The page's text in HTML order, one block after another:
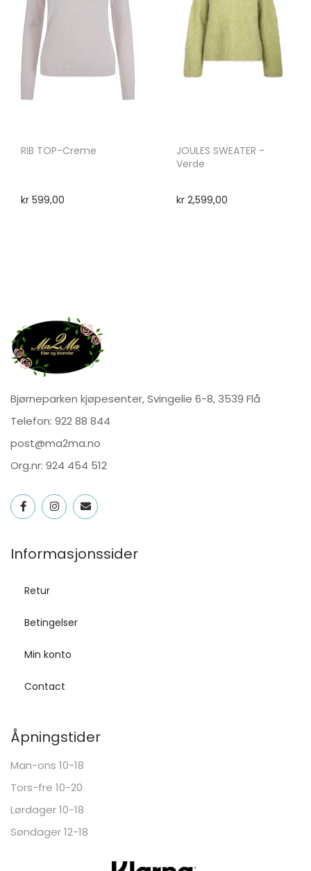
RIB TOP-Creme
kr 599,00
JOULES SWEATER -
Verde
kr2,599,00
Bjørneparken kjøpesenter, Svingelie 6-8, 3539 Flå
Telefon: 922 88 844
post@ma2ma.no
Org.nr: 924 454 512
Informasjonssider
Retur
Betingelser
Min konto
Contact
Åpningstider
Man-ons 10-18
Tors-fre 10-20
Lørdager 10-18
Søndager 12-18